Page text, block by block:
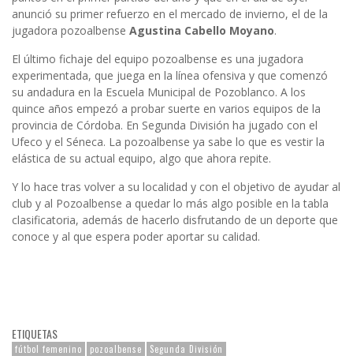
anunció su primer refuerzo en el mercado de invierno, el de la
jugadora pozoalbense Agustina Cabello Moyano.
El último fichaje del equipo pozoalbense es una jugadora
experimentada, que juega en la línea ofensiva y que comenzó
su andadura en la Escuela Municipal de Pozoblanco. A los
quince años empezó a probar suerte en varios equipos de la
provincia de Córdoba. En Segunda División ha jugado con el
Ufeco y el Séneca. La pozoalbense ya sabe lo que es vestir la
elástica de su actual equipo, algo que ahora repite.
Y lo hace tras volver a su localidad y con el objetivo de ayudar al
club y al Pozoalbense a quedar lo más algo posible en la tabla
clasificatoria, además de hacerlo disfrutando de un deporte que
conoce y al que espera poder aportar su calidad.
ETIQUETAS
fútbol femenino pozoalbense Segunda División